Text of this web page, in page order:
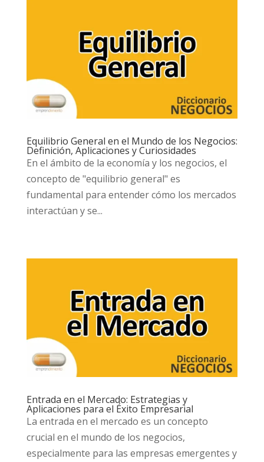
Equilibrio General en el Mundo de los Negocios:
Definición, Aplicaciones y Curiosidades
En el ámbito de la economía y los negocios, el
concepto de "equilibrio general" es
fundamental para entender cómo los mercados
interactúan y se...
Entrada en el Mercado: Estrategias y
Aplicaciones para el Éxito Empresarial
La entrada en el mercado es un concepto
crucial en el mundo de los negocios,
especialmente para las empresas emergentes y